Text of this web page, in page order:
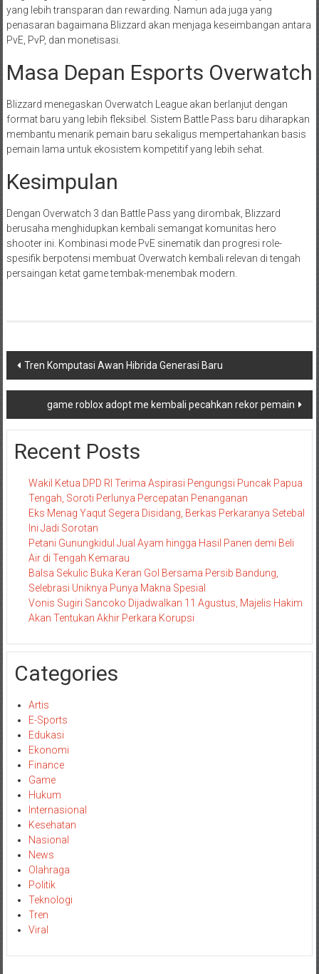
yang lebih transparan dan rewarding. Namun ada juga yang
penasaran bagaimana Blizzard akan menjaga keseimbangan antara
PvE, PvP, dan monetisasi.
Masa Depan Esports Overwatch
Blizzard menegaskan Overwatch League akan berlanjut dengan
format baru yang lebih fleksibel. Sistem Battle Pass baru diharapkan
membantu menarik pemain baru sekaligus mempertahankan basis
pemain lama untuk ekosistem kompetitif yang lebih sehat.
Kesimpulan
Dengan Overwatch 3 dan Battle Pass yang dirombak, Blizzard
berusaha menghidupkan kembali semangat komunitas hero
shooter ini. Kombinasi mode PvE sinematik dan progresi role-
spesifik berpotensi membuat Overwatch kembali relevan di tengah
persaingan ketat game tembak-menembak modern.
Navigasi
pos
Tren Komputasi Awan Hibrida Generasi Baru
game roblox adopt me kembali pecahkan rekor pemain
Recent Posts
Wakil Ketua DPD RI Terima Aspirasi Pengungsi Puncak Papua
Tengah, Soroti Perlunya Percepatan Penanganan
Eks Menag Yaqut Segera Disidang, Berkas Perkaranya Setebal
Ini Jadi Sorotan
Petani Gunungkidul Jual Ayam hingga Hasil Panen demi Beli
Air di Tengah Kemarau
Balsa Sekulic Buka Keran Gol Bersama Persib Bandung,
Selebrasi Uniknya Punya Makna Spesial
Vonis Sugiri Sancoko Dijadwalkan 11 Agustus, Majelis Hakim
Akan Tentukan Akhir Perkara Korupsi
Categories
Artis
E-Sports
Edukasi
Ekonomi
Finance
Game
Hukum
Internasional
Kesehatan
Nasional
News
Olahraga
Politik
Teknologi
Tren
Viral